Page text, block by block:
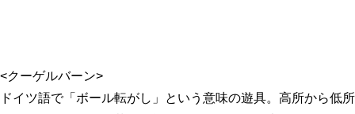
<クーゲルバーン>
ドイツ語で「ボール転がし」という意味の遊具。高所から低所